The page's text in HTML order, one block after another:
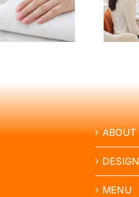
聞くこと12選
｜応募前の質
問チェックリ
ABOUT
DESIGN
MENU